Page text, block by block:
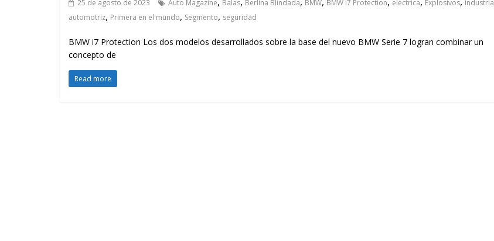
25 de agosto de 2023 Auto Magazine Balas Berlina Blindada BMW BMW i7 Protection eléctrica Explosivos industria
automotriz, Primera en el mundo, Segmento, seguridad
BMW i7 Protection Los dos modelos desarrollados sobre la base del nuevo BMW Serie 7 logran combinar un
concepto de
Read more